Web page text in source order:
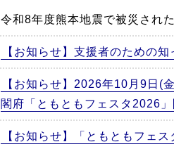
令和8年度熊本地震で被災され
【お知らせ】支援者のための
【お知らせ】2026年10月9日(
閣府「ともともフェスタ2026」
【お知らせ】「ともともフェ